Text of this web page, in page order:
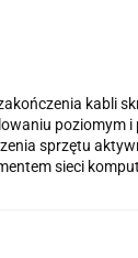
kabli
poziomym i
sprzętu
sieci